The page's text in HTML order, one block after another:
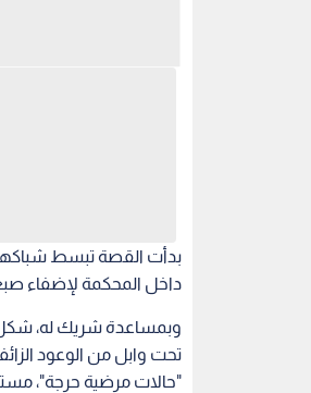
بدأت القصة تبسط
داخل المحكمة لإضفاء
وبمساعدة شريك له، شكل
تحت وابل من الوعود
"حالات مرضية حرجة"،